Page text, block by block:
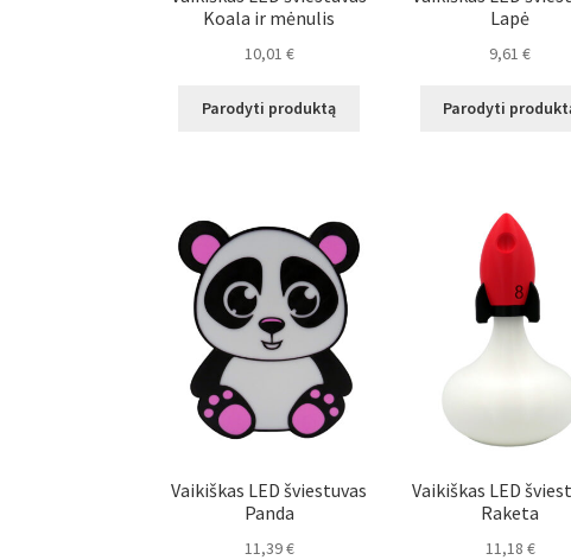
Koala ir mėnulis
10,01 €
Parodyti produktą
Lapė
9,61€
Parodyti
Vaikiškas LED šviestuvas
Panda
11,39€
Vaikiškas LED
Raketa
11,18 €